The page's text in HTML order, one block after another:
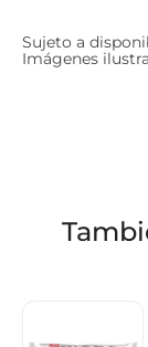
Sujeto a
Imágenes